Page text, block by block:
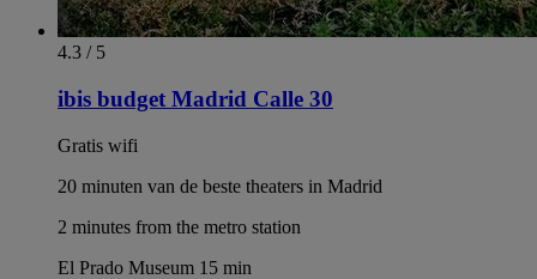
4.3 / 5
ibis budget Madrid Calle 30
Gratis wifi
20 minuten van de beste theaters in Madrid
2 minutes from the metro station
El Prado Museum 15 min